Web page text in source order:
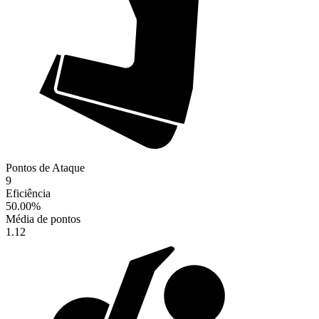
Pontos de Ataque
9
Eficiência
50.00%
Média de pontos
1.12